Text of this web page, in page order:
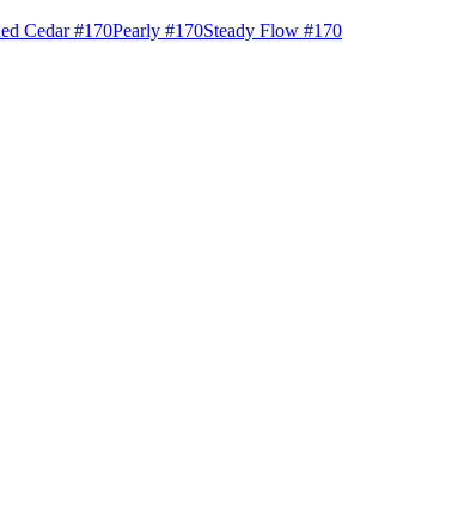
Cedar #170Pearly #170Steady Flow #170